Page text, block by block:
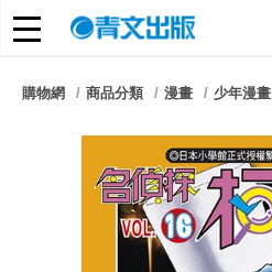
朋友們，提高警覺！
購物網 商品分類 漫畫 少年漫畫